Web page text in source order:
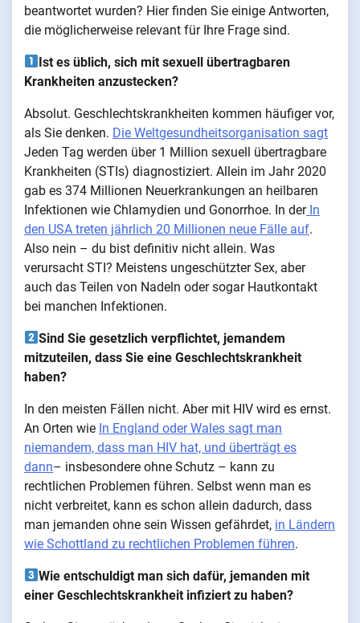
beantwortet wurden? Hier finden Sie einige Antworten,
die möglicherweise relevant für Ihre Frage sind.
Ist es üblich, sich mit sexuell übertragbaren
Krankheiten anzustecken?
Absolut. Geschlechtskrankheiten kommen häufiger vor,
als Sie denken. Die Weltgesundheitsorganisation sagt
Jeden Tag werden über 1 Million sexuell übertragbare
Krankheiten (STIs) diagnostiziert. Allein im Jahr 2020
gab es 374 Millionen Neuerkrankungen an heilbaren
Infektionen wie Chlamydien und Gonorrhoe. In derIn
den USA treten jährlich 20 Millionen neue Fälle auf.
Also nein – du bist definitiv nicht allein. Was
verursacht STI? Meistens ungeschützter Sex, aber
auch das Teilen von Nadeln oder sogar Hautkontakt
bei manchen Infektionen.
Sind Sie gesetzlich verpflichtet, jemandem
mitzuteilen, dass Sie eine Geschlechtskrankheit
haben?
In den meisten Fällen nicht. Aber mit HIV wird es ernst.
An Orten wie In England oder Wales sagt man
niemandem, dass man HIV hat, und überträgt es
dann– insbesondere ohne Schutz – kann zu
rechtlichen Problemen führen. Selbst wenn man es
nicht verbreitet, kann es schon allein dadurch, dass
man jemanden ohne sein Wissen gefährdet, in Ländern
wie Schottland zu rechtlichen Problemen führen.
Wie entschuldigt man sich dafür, jemanden mit
einer Geschlechtskrankheit infiziert zu haben?